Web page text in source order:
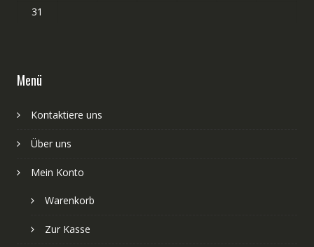
31
Menü
Kontaktiere uns
Über uns
Mein Konto
Warenkorb
Zur Kasse